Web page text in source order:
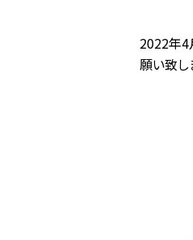
2022年4
願い致し